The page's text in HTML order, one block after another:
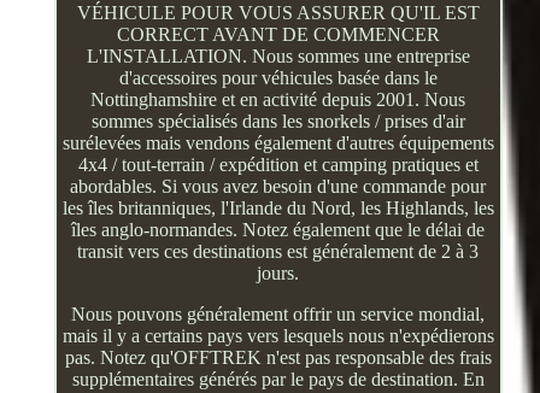
VÉHICULE POUR VOUS ASSURER QU'IL EST
CORRECT AVANT DE COMMENCER
L'INSTALLATION. Nous sommes une entreprise
d'accessoires pour véhicules basée dans le
Nottinghamshire et en activité depuis 2001. Nous
sommes spécialisés dans les snorkels / prises d'air
surélevées mais vendons également d'autres équipements
4x4 / tout-terrain / expédition et camping pratiques et
abordables. Si vous avez besoin d'une commande pour
les îles britanniques, l'Irlande du Nord, les Highlands, les
îles anglo-normandes. Notez également que le délai de
transit vers ces destinations est généralement de 2 à 3
jours.
Nous pouvons généralement offrir un service mondial,
mais il y a certains pays vers lesquels nous n'expédierons
pas. Notez qu'OFFTREK n'est pas responsable des frais
supplémentaires générés par le pays de destination. En